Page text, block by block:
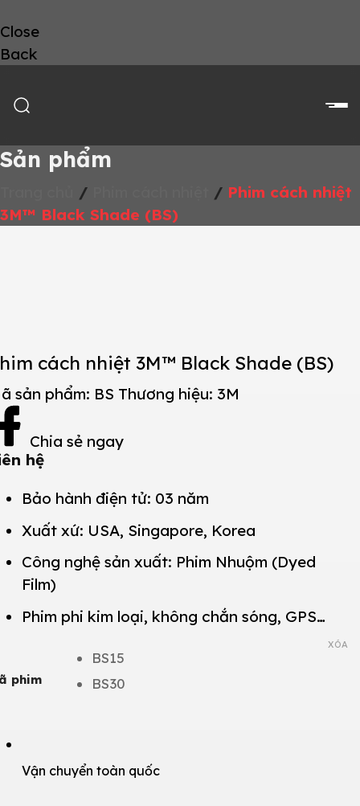
Close
Back
Sản phẩm
/ / Phim cách nhiệt
3M™ Black Shade (BS)
cách nhiệt 3M™ Black Shade (BS)
sản phẩm: BS Thương hiệu: 3M
Chia sẻ ngay
hệ
Bảo hành điện tử: 03 năm
Xuất xứ: USA, Singapore, Korea
Công nghệ sản xuất: Phim Nhuộm (Dyed
Film)
Phim phi kim loại, không chắn sóng, GPS…
phim
BS15
BS30
XÓA
Vận chuyển toàn quốc